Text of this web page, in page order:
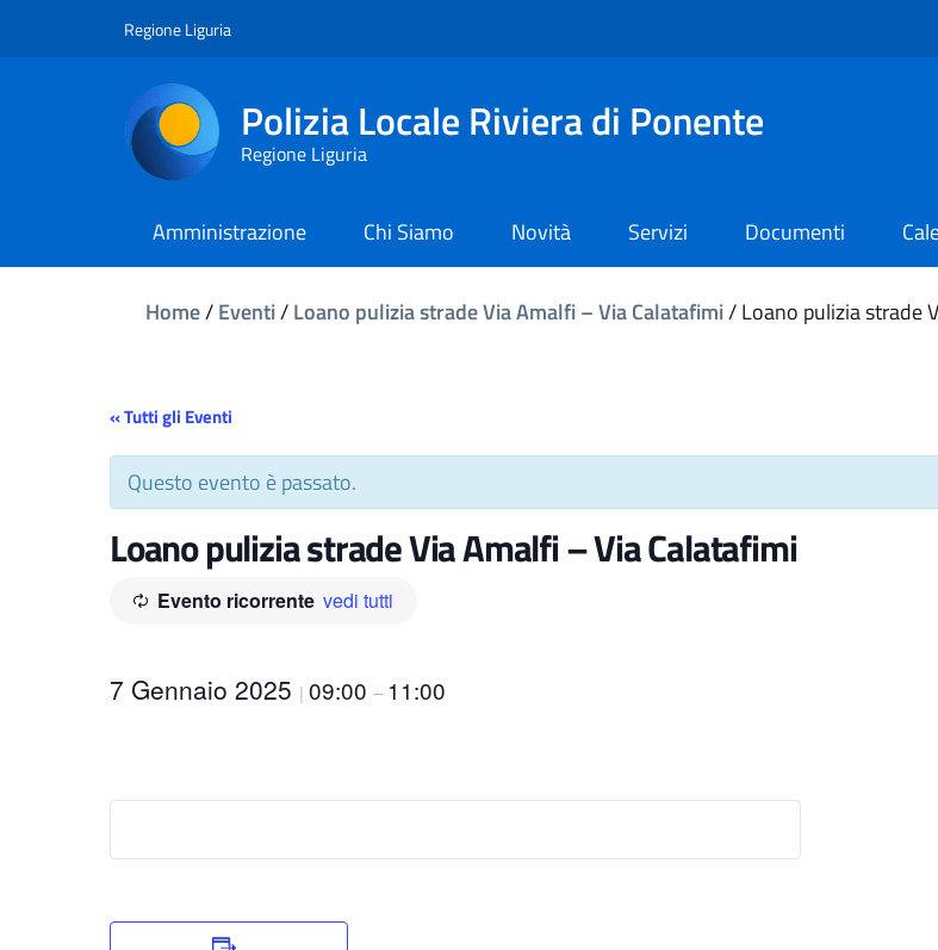
Regione Liguria
Polizia Locale Riviera di Ponente
Regione Liguria
Amministrazione Chi Siamo Novità Servizi Documenti
Home/Eventi/Loano pulizia strade Via Amalfi – Via Calatafimi/Loano pulizia strade
« Tutti gli Eventi
Questo evento è passato.
Loano pulizia strade Via Amalfi – Via Calatafimi
Evento ricorrente vedi tutti
7 Gennaio 2025 | 09:00 – 11:00